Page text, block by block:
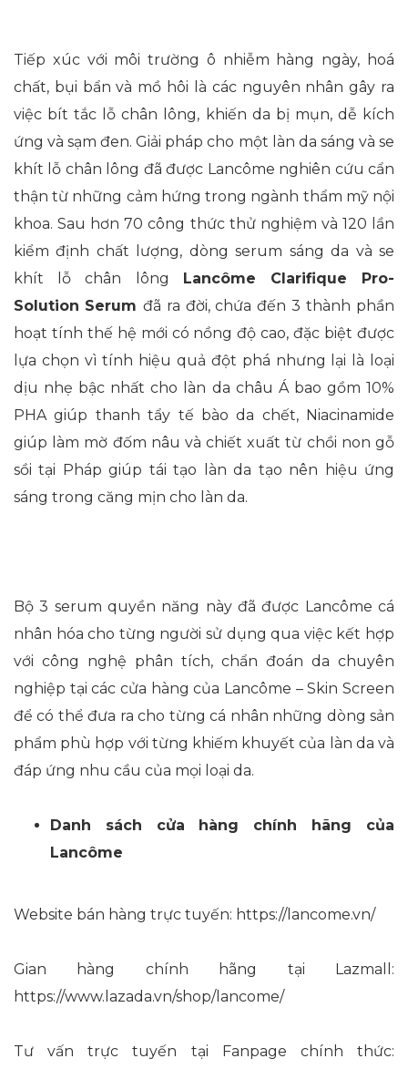
Tiếp xúc với môi trường ô nhiễm hàng ngày, hoá
chất, bụi bẩn và mồ hôi là các nguyên nhân gây ra
việc bít tắc lỗ chân lông, khiến da bị mụn, dễ kích
ứng và sạm đen. Giải pháp cho một làn da sáng và se
khít lỗ chân lông đã được Lancôme nghiên cứu cẩn
thận từ những cảm hứng trong ngành thẩm mỹ nội
khoa. Sau hơn 70 công thức thử nghiệm và 120 lần
kiểm định chất lượng, dòng serum sáng da và se
khít lỗ chân lông Lancôme Clarifique Pro-
Solution Serum đã ra đời, chứa đến 3 thành phần
hoạt tính thế hệ mới có nồng độ cao, đặc biệt được
lựa chọn vì tính hiệu quả đột phá nhưng lại là loại
dịu nhẹ bậc nhất cho làn da châu Á bao gồm 10%
PHA giúp thanh tẩy tế bào da chết, Niacinamide
giúp làm mờ đốm nâu và chiết xuất từ chồi non gỗ
sồi tại Pháp giúp tái tạo làn da tạo nên hiệu ứng
sáng trong căng mịn cho làn da.
Bộ 3 serum quyền năng này đã được Lancôme cá
nhân hóa cho từng người sử dụng qua việc kết hợp
với công nghệ phân tích, chẩn đoán da chuyên
nghiệp tại các cửa hàng của Lancôme – Skin Screen
để có thể đưa ra cho từng cá nhân những dòng sản
phẩm phù hợp với từng khiếm khuyết của làn da và
đáp ứng nhu cầu của mọi loại da.
Danh sách cửa hàng chính hãng của
Lancôme
Website bán hàng trực tuyến: https://lancome.vn/
Gian hàng chính hãng tại Lazmall:
https://www.lazada.vn/shop/lancome/
Tư vấn trực tuyến tại Fanpage chính thức: